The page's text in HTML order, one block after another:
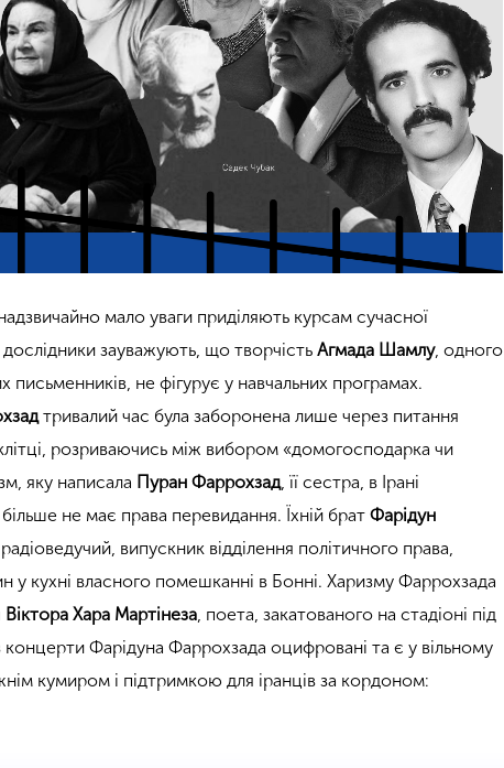
мало уваги приділяють курсам сучасної
зауважують, що творчістьАгмада Шамлу, одного
письменників, не фігурує у навчальних програмах.
тривалий час була заборонена лише через питання
розриваючись між вибором «домогосподарка чи
яку написала Пуран Фаррохзад, її сестра, в Ірані
не має права перевидання. Їхній братФарідун
випускник відділення політичного права,
у кухні власного помешканні в Бонні. Харизму Фаррохзада
Віктора Хара Мартінеза, поета, закатованого на стадіоні під
Фарідуна Фаррохзада оцифровані та є у вільному
кумиром і підтримкою для іранців за кордоном: